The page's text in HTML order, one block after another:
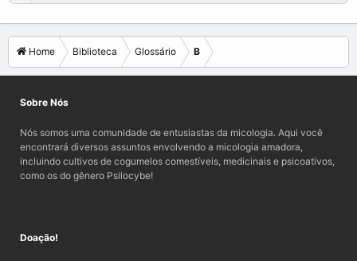
Home Biblioteca Glossário B
Sobre Nós
Nós somos uma comunidade de entusiastas da micologia. Aqui você
encontrará diversos assuntos envolvendo a micologia amadora,
incluindo cultivos de cogumelos comestíveis, medicinais e psicoativos,
como os do gênero Psilocybe!
Doação!